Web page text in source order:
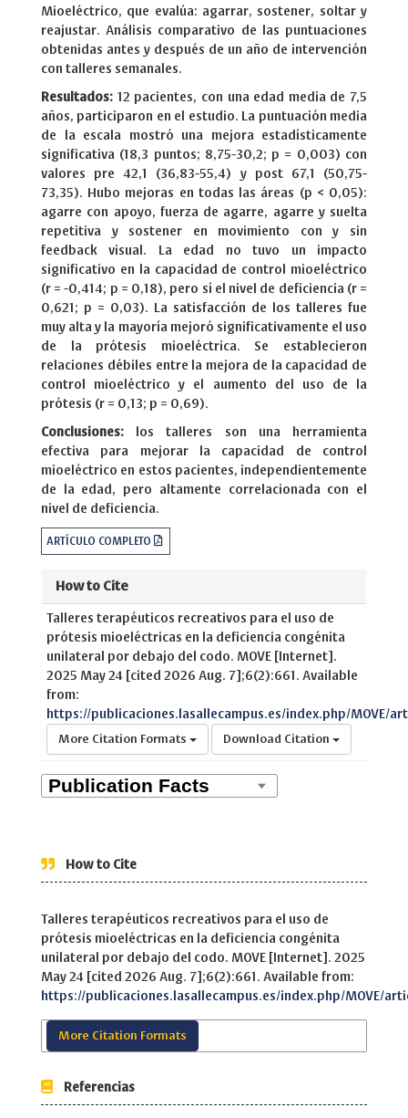
Mioeléctrico, que evalúa: agarrar, sostener, soltar y
reajustar. Análisis comparativo de las puntuaciones
obtenidas antes y después de un año de intervención
con talleres semanales.
Resultados: 12 pacientes, con una edad media de 7,5
años, participaron en el estudio. La puntuación media
de la escala mostró una mejora estadísticamente
significativa (18,3 puntos; 8,75-30,2; p = 0,003) con
valores pre 42,1 (36,83-55,4) y post 67,1 (50,75-
73,35). Hubo mejoras en todas las áreas (p < 0,05):
agarre con apoyo, fuerza de agarre, agarre y suelta
repetitiva y sostener en movimiento con y sin
feedback visual. La edad no tuvo un impacto
significativo en la capacidad de control mioeléctrico
(r = -0,414; p = 0,18), pero sí el nivel de deficiencia (r =
0,621; p = 0,03). La satisfacción de los talleres fue
muy alta y la mayoría mejoró significativamente el uso
de la prótesis mioeléctrica. Se establecieron
relaciones débiles entre la mejora de la capacidad de
control mioeléctrico y el aumento del uso de la
prótesis (r = 0,13; p = 0,69).
Conclusiones:
los talleres son una herramienta
efectiva para mejorar la capacidad de control
mioeléctrico en estos pacientes, independientemente
de la edad, pero altamente correlacionada con el
nivel de deficiencia.
ARTÍCULO COMPLETO
How to Cite
Talleres terapéuticos recreativos para el uso de
prótesis mioeléctricas en la deficiencia congénita
unilateral por debajo del codo. MOVE [Internet].
2025 May 24 [cited 2026 Aug. 7];6(2):661. Available
from:
https://publicaciones.lasallecampus.es/index.php/MOVE/
More Citation Formats Download Citation
How to Cite
Talleres terapéuticos recreativos para el uso de
prótesis mioeléctricas en la deficiencia congénita
unilateral por debajo del codo. MOVE [Internet]. 2025
May 24 [cited 2026 Aug. 7];6(2):661. Available from:
https://publicaciones.lasallecampus.es/index.php/MOVE/
More Citation Formats
Referencias